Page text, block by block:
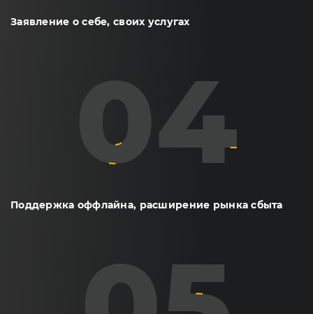
Заявление о себе, своих услугах
Поддержка оффлайна, расширение рынка сбыта